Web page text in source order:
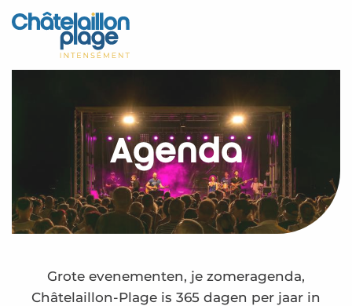
Aller
au
principal
Home – NL
Ontdek
Activiteiten
Afspraken
Uw verblijf - NL
Kalender – NL
Agenda
Grote evenementen, je zomeragenda,
Châtelaillon-Plage is 365 dagen per jaar in